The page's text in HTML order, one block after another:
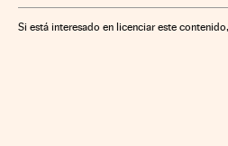
Si está interesado en licenciar este